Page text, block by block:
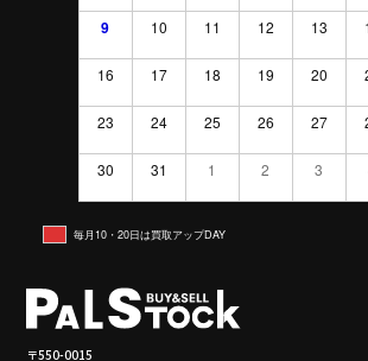
9 10 11 12 13
16 17 18 19 20
23 24 25 26 27
30 31 1 2 3
毎月10・20日は買取アップDAY
〒550-0015